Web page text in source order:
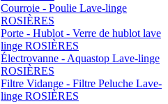
Courroie - Poulie Lave-linge
ROSIÈRES
Porte - Hublot - Verre de hublot lave
linge ROSIÈRES
Électrovanne - Aquastop Lave-linge
ROSIÈRES
Filtre Vidange - Filtre Peluche Lave-
linge ROSIÈRES